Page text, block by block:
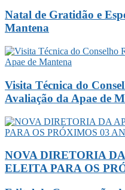
Natal de Gratidão e
Mantena
Visita Técnica do
Avaliação da Apae de
NOVA DIRETORIA
ELEITA PARA OS